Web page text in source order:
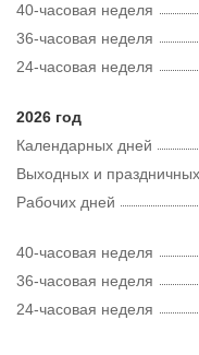
40-часовая неделя
36-часовая неделя
24-часовая неделя
2026 год
Календарных дней
Рабочих дней
Выходных и праздничных
40-часовая неделя
36-часовая неделя
24-часовая неделя